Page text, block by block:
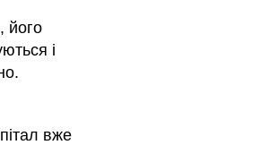
його
і
вже